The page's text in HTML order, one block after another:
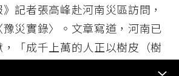
記者張高峰赴河南災區訪問，
災實錄〉。文章寫道，河南已
「成千上萬的人正以樹皮（樹